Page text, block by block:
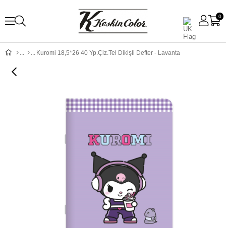
0
Kuromi 18,5*26 40 Yp.Çiz.Tel Dikişli Defter - Lavanta